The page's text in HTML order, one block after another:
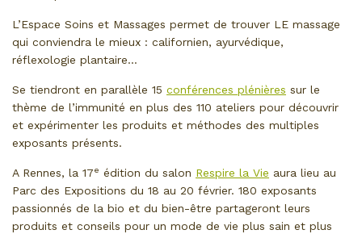
L’Espace Soins et Massages permet de trouver LE massage
qui conviendra le mieux : californien, ayurvédique,
réflexologie plantaire…
Se tiendront en parallèle 15 conférences plénières sur le
thème de l’immunité en plus des 110 ateliers pour découvrir
et expérimenter les produits et méthodes des multiples
exposants présents.
A Rennes, la 17e édition du salon Respire la Vie aura lieu au
Parc des Expositions du 18 au 20 février. 180 exposants
passionnés de la bio et du bien-être partageront leurs
produits et conseils pour un mode de vie plus sain et plus